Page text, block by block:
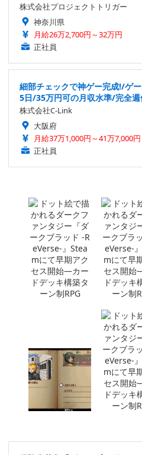
株式会社プロジェクトトリガー
神奈川県
月給26万2,700円～32万円
正社員
細部チェックで神ゲー完成!/ゲ
5日/35万円可の月収水準/完全
株式会社C-Link
大阪府
月給37万1,000円～41万7,000円
正社員